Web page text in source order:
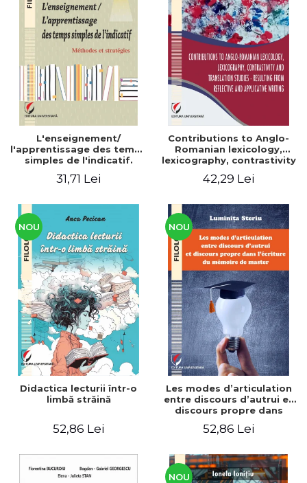
L'enseignement/
l'apprentissage des temps
simples de l'indicatif.
31,71 Lei
Contributions to Anglo-
Romanian lexicology,
lexicography, contrastivity
Resulting from reflective
42,29 Lei
NOU
Didactica lecturii într-o
limbă străină
52,86 Lei
NOU
Les modes d’articulation
entre discours d’autrui et
discours propre dans
master
52,86 Lei
NOU